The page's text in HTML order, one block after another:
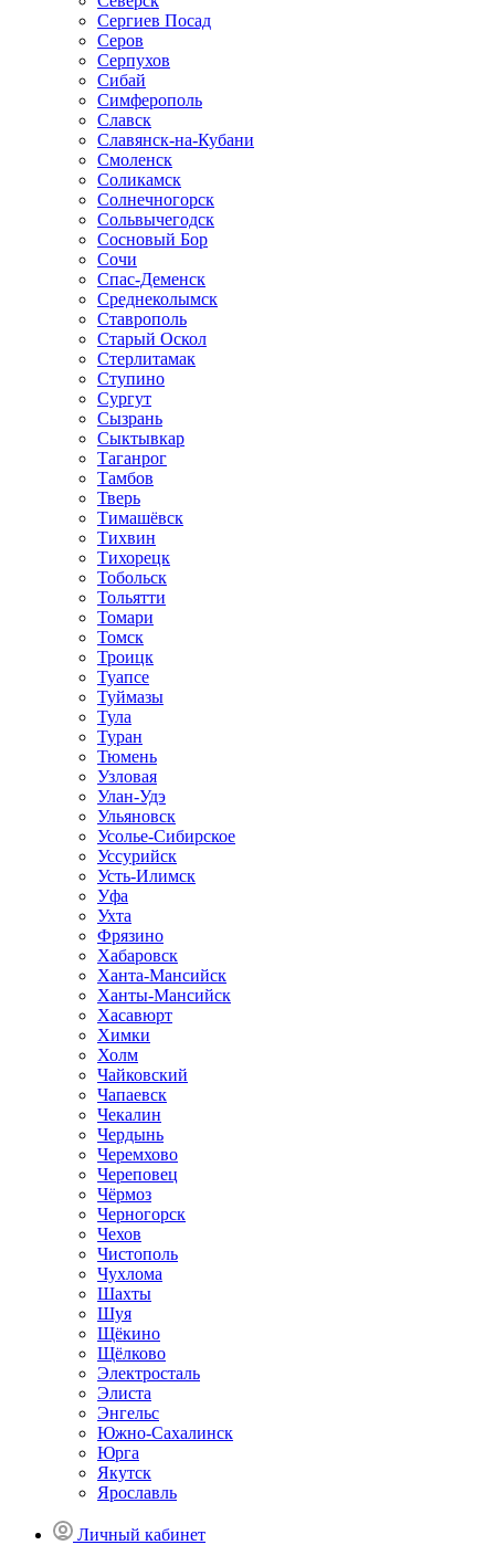
Сергиев Посад
Серов
Серпухов
Сибай
Симферополь
Славск
Славянск-на-Кубани
Смоленск
Соликамск
Солнечногорск
Сольвычегодск
Сосновый Бор
Сочи
Спас-Деменск
Среднеколымск
Ставрополь
Старый Оскол
Стерлитамак
Ступино
Сургут
Сызрань
Сыктывкар
Таганрог
Тамбов
Тверь
Тимашёвск
Тихвин
Тихорецк
Тобольск
Тольятти
Томари
Томск
Троицк
Туапсе
Туймазы
Тула
Туран
Тюмень
Узловая
Улан-Удэ
Ульяновск
Усолье-Сибирское
Уссурийск
Усть-Илимск
Уфа
Ухта
Фрязино
Хабаровск
Ханта-Мансийск
Ханты-Мансийск
Хасавюрт
Химки
Холм
Чайковский
Чапаевск
Чекалин
Чердынь
Черемхово
Череповец
Чёрмоз
Черногорск
Чехов
Чистополь
Чухлома
Шахты
Шуя
Щёкино
Щёлково
Электросталь
Элиста
Энгельс
Южно-Сахалинск
Юрга
Якутск
Ярославль
Личный кабинет